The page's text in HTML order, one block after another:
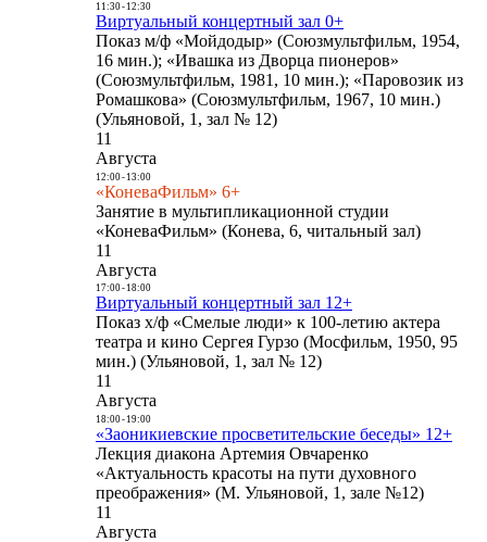
11:30- 12:30
Виртуальный концертный зал 0+
Показ м/ф «Мойдодыр» (Союзмультфильм, 1954,
16 мин.); «Ивашка из Дворца пионеров»
(Союзмультфильм, 1981, 10 мин.); «Паровозик из
Ромашкова» (Союзмультфильм, 1967, 10 мин.)
(Ульяновой, 1, зал № 12)
11
Августа
12:00- 13:00
«КоневаФильм» 6+
Занятие в мультипликационной студии
«КоневаФильм» (Конева, 6, читальный зал)
11
Августа
17:00- 18:00
Виртуальный концертный зал 12+
Показ х/ф «Смелые люди» к 100-летию актера
театра и кино Сергея Гурзо (Мосфильм, 1950, 95
мин.) (Ульяновой, 1, зал № 12)
11
Августа
18:00- 19:00
«Заоникиевские просветительские беседы» 12+
Лекция диакона Артемия Овчаренко
«Актуальность красоты на пути духовного
преображения» (М. Ульяновой, 1, зале №12)
11
Августа